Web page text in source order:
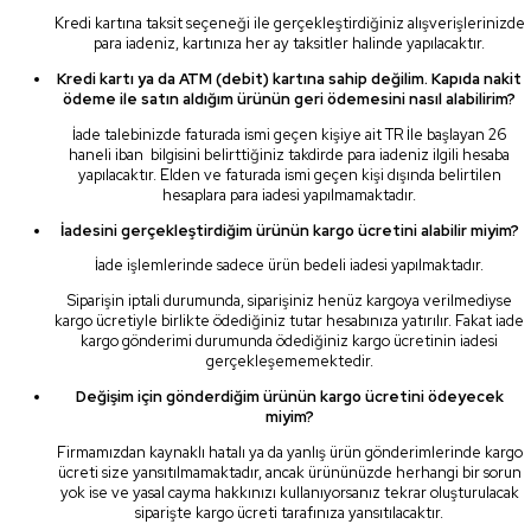
Kredi kartına taksit seçeneği ile gerçekleştirdiğiniz alışverişlerinizde
para iadeniz, kartınıza her ay taksitler halinde yapılacaktır.
Kredi kartı ya da ATM (debit) kartına sahip değilim. Kapıda nakit
ödeme ile satın aldığım ürünün geri ödemesini nasıl alabilirim?
İade talebinizde faturada ismi geçen kişiye ait TR İle başlayan 26
haneli iban bilgisini belirttiğiniz takdirde para iadeniz ilgili hesaba
yapılacaktır. Elden ve faturada ismi geçen kişi dışında belirtilen
hesaplara para iadesi yapılmamaktadır.
İadesini gerçekleştirdiğim ürünün kargo ücretini alabilir miyim?
İade işlemlerinde sadece ürün bedeli iadesi yapılmaktadır.
Siparişin iptali durumunda, siparişiniz henüz kargoya verilmediyse
kargo ücretiyle birlikte ödediğiniz tutar hesabınıza yatırılır. Fakat iade
kargo gönderimi durumunda ödediğiniz kargo ücretinin iadesi
gerçekleşememektedir.
Değişim için gönderdiğim ürünün kargo ücretini ödeyecek
miyim?
Firmamızdan kaynaklı hatalı ya da yanlış ürün gönderimlerinde kargo
ücreti size yansıtılmamaktadır, ancak ürününüzde herhangi bir sorun
yok ise ve yasal cayma hakkınızı kullanıyorsanız tekrar oluşturulacak
siparişte kargo ücreti tarafınıza yansıtılacaktır.